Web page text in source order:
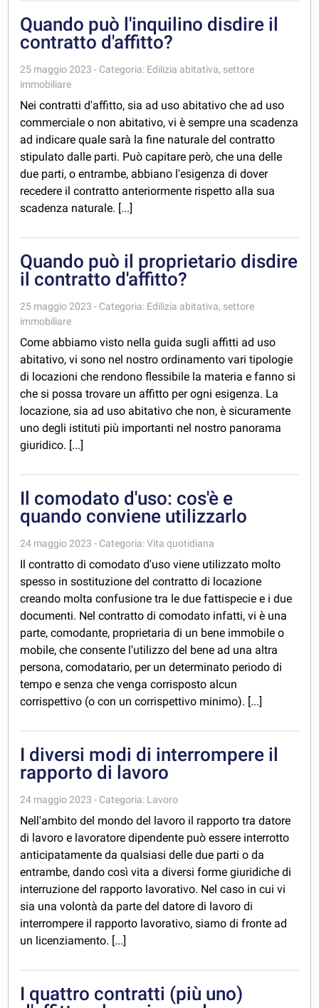
Quando può l'inquilino disdire il
contratto d'affitto?
25 maggio 2023 - Categoria: Edilizia abitativa, settore
immobiliare
Nei contratti d'affitto, sia ad uso abitativo che ad uso
commerciale o non abitativo, vi è sempre una scadenza
ad indicare quale sarà la fine naturale del contratto
stipulato dalle parti. Può capitare però, che una delle
due parti, o entrambe, abbiano l'esigenza di dover
recedere il contratto anteriormente rispetto alla sua
scadenza naturale. [...]
Quando può il proprietario disdire
il contratto d'affitto?
25 maggio 2023 - Categoria: Edilizia abitativa, settore
immobiliare
Come abbiamo visto nella guida sugli affitti ad uso
abitativo, vi sono nel nostro ordinamento vari tipologie
di locazioni che rendono flessibile la materia e fanno si
che si possa trovare un affitto per ogni esigenza. La
locazione, sia ad uso abitativo che non, è sicuramente
uno degli istituti più importanti nel nostro panorama
giuridico. [...]
Il comodato d'uso: cos'è e
quando conviene utilizzarlo
24 maggio 2023 - Categoria: Vita quotidiana
Il contratto di comodato d'uso viene utilizzato molto
spesso in sostituzione del contratto di locazione
creando molta confusione tra le due fattispecie e i due
documenti. Nel contratto di comodato infatti, vi è una
parte, comodante, proprietaria di un bene immobile o
mobile, che consente l'utilizzo del bene ad una altra
persona, comodatario, per un determinato periodo di
tempo e senza che venga corrisposto alcun
corrispettivo (o con un corrispettivo minimo). [...]
I diversi modi di interrompere il
rapporto di lavoro
24 maggio 2023 - Categoria: Lavoro
Nell'ambito del mondo del lavoro il rapporto tra datore
di lavoro e lavoratore dipendente può essere interrotto
anticipatamente da qualsiasi delle due parti o da
entrambe, dando così vita a diversi forme giuridiche di
interruzione del rapporto lavorativo. Nel caso in cui vi
sia una volontà da parte del datore di lavoro di
interrompere il rapporto lavorativo, siamo di fronte ad
un licenziamento. [...]
I quattro contratti (più uno)